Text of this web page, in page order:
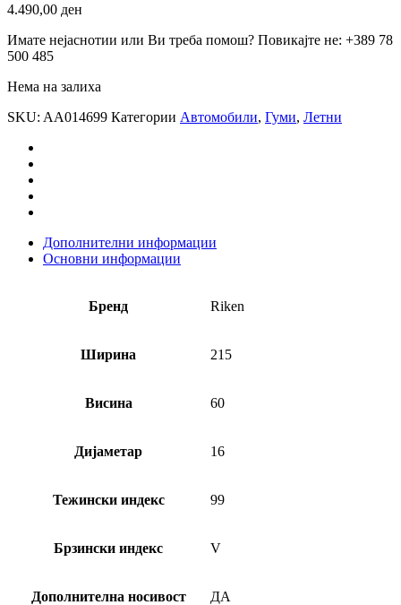
4.490,00 ден
Имате нејаснотии или Ви треба помош? Повикајте не: +389 78
500 485
Нема на залиха
SKU: AA014699 Категории Автомобили, Гуми, Летни
Дополнителни информации
Основни информации
Бренд Riken
Ширина 215
Висина 60
Дијаметар 16
Тежински индекс 99
Брзински индекс V
Дополнителна носивост ДА